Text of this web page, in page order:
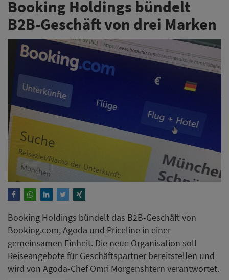
Booking Holdings bündelt
B2B-Geschäft von drei Marken
Booking Holdings bündelt das B2B-Geschäft von
Booking.com, Agoda und Priceline in einer
gemeinsamen Einheit. Die neue Organisation soll
Reiseangebote für Geschäftspartner bereitstellen und
wird von Agoda-Chef Omri Morgenshtern verantwortet.